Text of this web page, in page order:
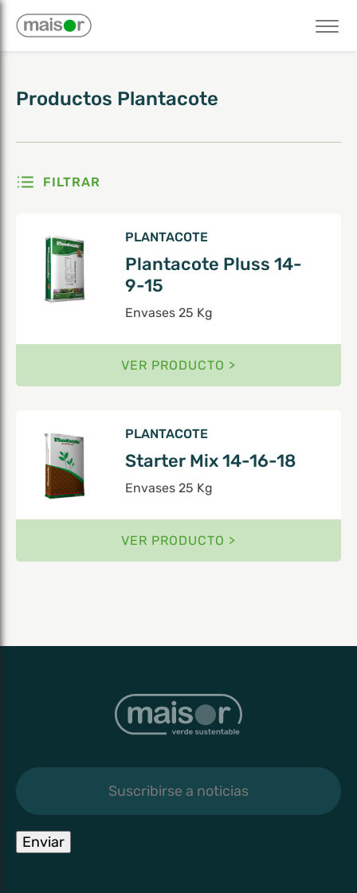
Mostrando los 2 resultados
Productos Plantacote
FILTRAR
PLANTACOTE
Plantacote Pluss 14-
9-15
Envases 25 Kg
VER PRODUCTO >
PLANTACOTE
Starter Mix 14-16-18
Envases 25 Kg
VER PRODUCTO >
Enviar